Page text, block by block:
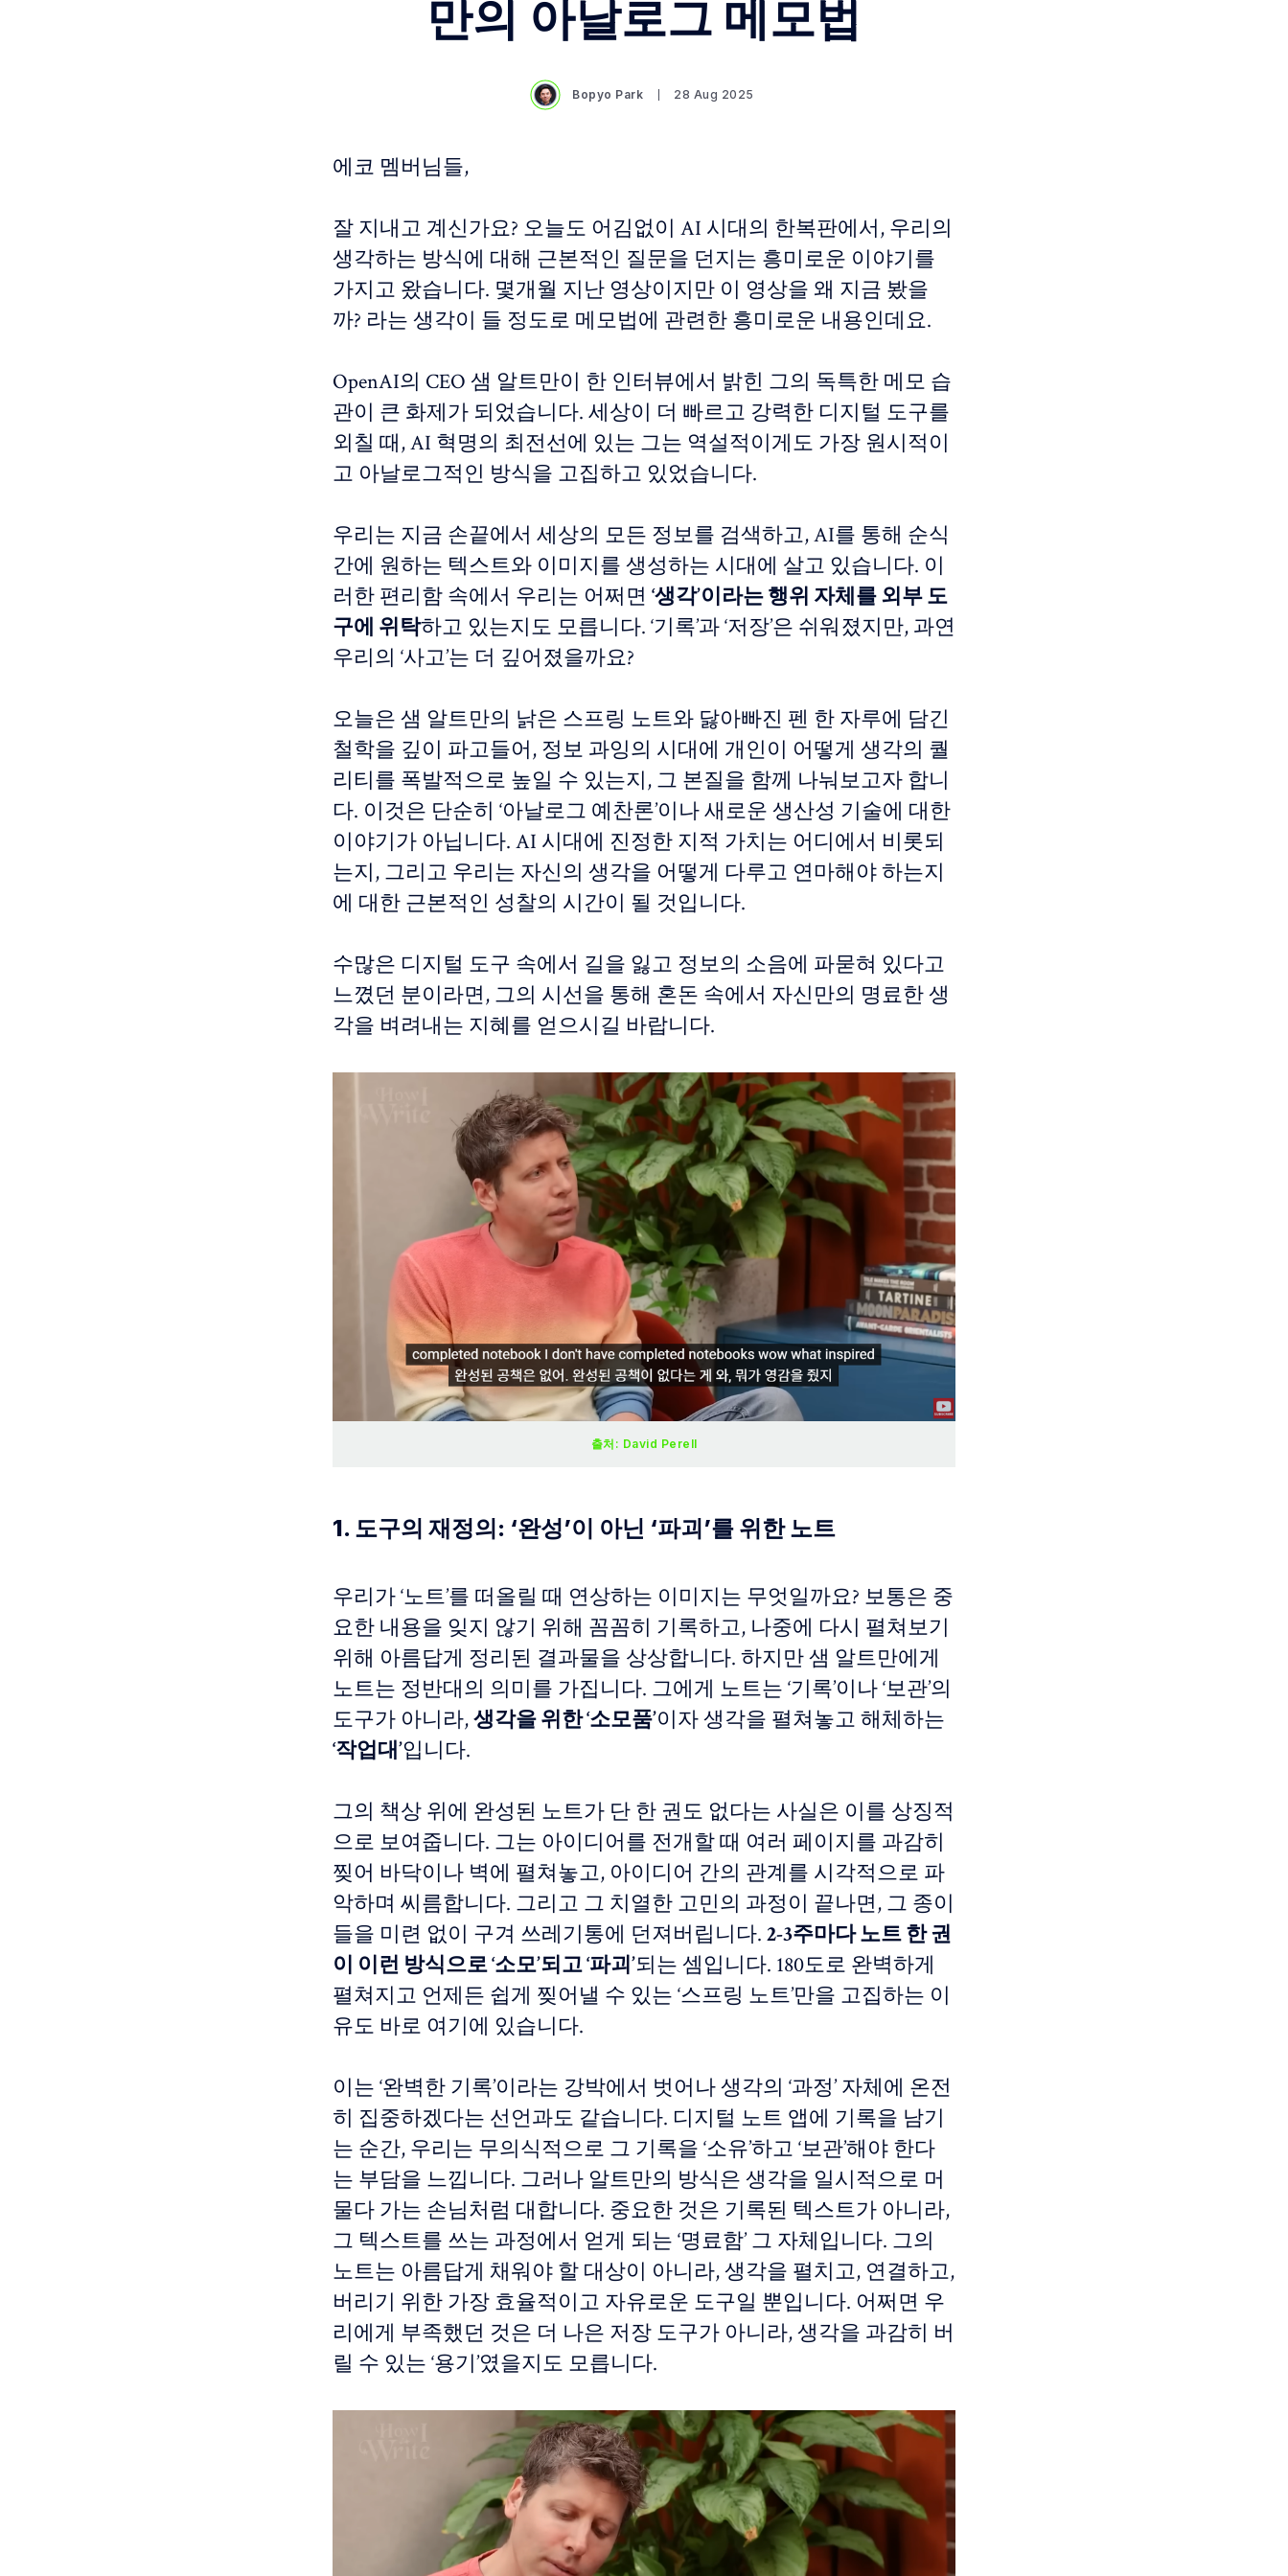
만의 아날로그 메모법
Bopyo Park 28 Aug 2025
에코 멤버님들,
잘 지내고 계신가요? 오늘도 어김없이 AI 시대의 한복판에서, 우리의
생각하는 방식에 대해 근본적인 질문을 던지는 흥미로운 이야기를
가지고 왔습니다. 몇개월 지난 영상이지만 이 영상을 왜 지금 봤을
까? 라는 생각이 들 정도로 메모법에 관련한 흥미로운 내용인데요.
OpenAI의 CEO 샘 알트만이 한 인터뷰에서 밝힌 그의 독특한 메모 습
관이 큰 화제가 되었습니다. 세상이 더 빠르고 강력한 디지털 도구를
외칠 때, AI 혁명의 최전선에 있는 그는 역설적이게도 가장 원시적이
고 아날로그적인 방식을 고집하고 있었습니다.
우리는 지금 손끝에서 세상의 모든 정보를 검색하고, AI를 통해 순식
간에 원하는 텍스트와 이미지를 생성하는 시대에 살고 있습니다. 이
러한 편리함 속에서 우리는 어쩌면 ‘생각’이라는 행위 자체를 외부 도
구에 위탁하고 있는지도 모릅니다. ‘기록’과 ‘저장’은 쉬워졌지만, 과연
우리의 ‘사고’는 더 깊어졌을까요?
오늘은 샘 알트만의 낡은 스프링 노트와 닳아빠진 펜 한 자루에 담긴
철학을 깊이 파고들어, 정보 과잉의 시대에 개인이 어떻게 생각의 퀄
리티를 폭발적으로 높일 수 있는지, 그 본질을 함께 나눠보고자 합니
다. 이것은 단순히 ‘아날로그 예찬론’이나 새로운 생산성 기술에 대한
이야기가 아닙니다. AI 시대에 진정한 지적 가치는 어디에서 비롯되
는지, 그리고 우리는 자신의 생각을 어떻게 다루고 연마해야 하는지
에 대한 근본적인 성찰의 시간이 될 것입니다.
수많은 디지털 도구 속에서 길을 잃고 정보의 소음에 파묻혀 있다고
느꼈던 분이라면, 그의 시선을 통해 혼돈 속에서 자신만의 명료한 생
각을 벼려내는 지혜를 얻으시길 바랍니다.
출처: David Perell
1. 도구의 재정의: ‘완성’이 아닌 ‘파괴’를 위한 노트
우리가 ‘노트’를 떠올릴 때 연상하는 이미지는 무엇일까요? 보통은 중
요한 내용을 잊지 않기 위해 꼼꼼히 기록하고, 나중에 다시 펼쳐보기
위해 아름답게 정리된 결과물을 상상합니다. 하지만 샘 알트만에게
노트는 정반대의 의미를 가집니다. 그에게 노트는 ‘기록’이나 ‘보관’의
도구가 아니라,생각을 위한 ‘소모품’이자 생각을 펼쳐놓고 해체하는
‘작업대’입니다.
그의 책상 위에 완성된 노트가 단 한 권도 없다는 사실은 이를 상징적
으로 보여줍니다. 그는 아이디어를 전개할 때 여러 페이지를 과감히
찢어 바닥이나 벽에 펼쳐놓고, 아이디어 간의 관계를 시각적으로 파
악하며 씨름합니다. 그리고 그 치열한 고민의 과정이 끝나면, 그 종이
들을 미련 없이 구겨 쓰레기통에 던져버립니다. 2-3주마다 노트 한 권
이 이런 방식으로 ‘소모’되고 ‘파괴’되는 셈입니다. 180도로 완벽하게
펼쳐지고 언제든 쉽게 찢어낼 수 있는 ‘스프링 노트’만을 고집하는 이
유도 바로 여기에 있습니다.
이는 ‘완벽한 기록’이라는 강박에서 벗어나 생각의 ‘과정’ 자체에 온전
히 집중하겠다는 선언과도 같습니다. 디지털 노트 앱에 기록을 남기
는 순간, 우리는 무의식적으로 그 기록을 ‘소유’하고 ‘보관’해야 한다
는 부담을 느낍니다. 그러나 알트만의 방식은 생각을 일시적으로 머
물다 가는 손님처럼 대합니다. 중요한 것은 기록된 텍스트가 아니라,
그 텍스트를 쓰는 과정에서 얻게 되는 ‘명료함’ 그 자체입니다. 그의
노트는 아름답게 채워야 할 대상이 아니라, 생각을 펼치고, 연결하고,
버리기 위한 가장 효율적이고 자유로운 도구일 뿐입니다. 어쩌면 우
리에게 부족했던 것은 더 나은 저장 도구가 아니라, 생각을 과감히 버
릴 수 있는 ‘용기’였을지도 모릅니다.